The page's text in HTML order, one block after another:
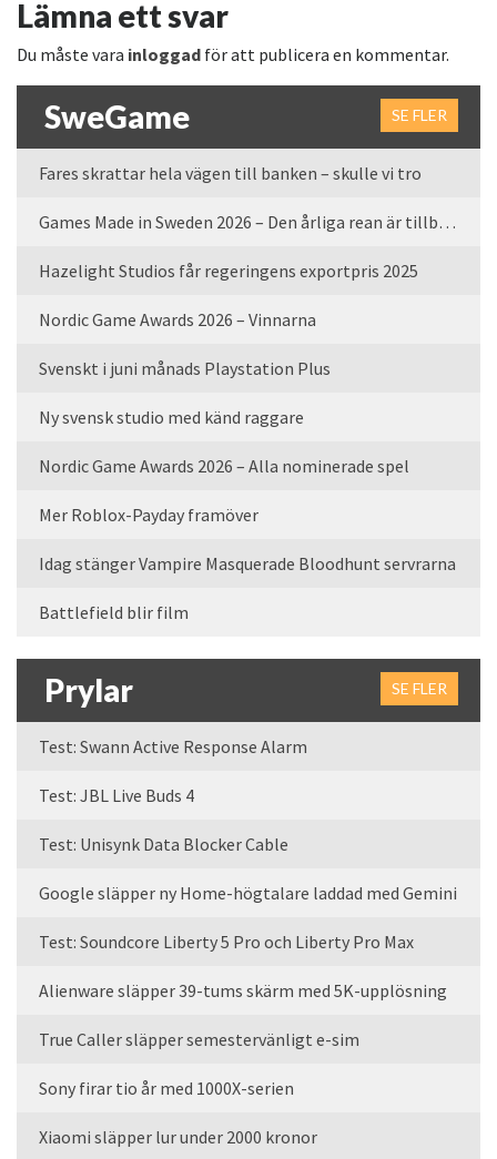
Lämna ett svar
Du måste vara inloggad för att publicera en kommentar.
SweGame SE FLER
Fares skrattar hela vägen till banken – skulle vi tro
Games Made in Sweden 2026 – Den årliga rean är tillbaka
Hazelight Studios får regeringens exportpris 2025
Nordic Game Awards 2026 – Vinnarna
Svenskt i juni månads Playstation Plus
Ny svensk studio med känd raggare
Nordic Game Awards 2026 – Alla nominerade spel
Mer Roblox-Payday framöver
Idag stänger Vampire Masquerade Bloodhunt servrarna
Battlefield blir film
Prylar SE FLER
Test: Swann Active Response Alarm
Test: JBL Live Buds 4
Test: Unisynk Data Blocker Cable
Google släpper ny Home-högtalare laddad med Gemini
Test: Soundcore Liberty 5 Pro och Liberty Pro Max
Alienware släpper 39-tums skärm med 5K-upplösning
True Caller släpper semestervänligt e-sim
Sony firar tio år med 1000X-serien
Xiaomi släpper lur under 2000 kronor